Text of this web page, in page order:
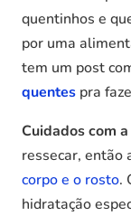
quentinhos e
por uma
tem um post
quentes pra
Cuidados com
ressecar, então
corpo e o rosto.
hidratação